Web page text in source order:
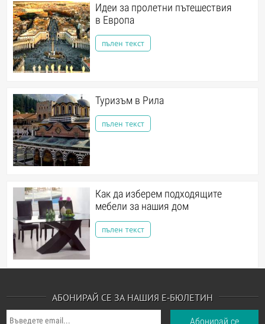
Идеи за пролетни пътешествия
в Европа
пълен текст
Туризъм в Рила
пълен текст
Как да изберем подходящите
мебели за нашия дом
пълен текст
АБОНИРАЙ СЕ ЗА НАШИЯ Е-БЮЛЕТИН